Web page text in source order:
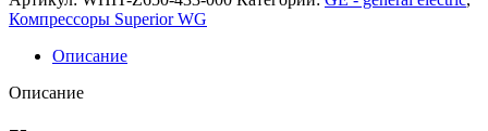
Компрессоры Superior WG
Описание
Описание